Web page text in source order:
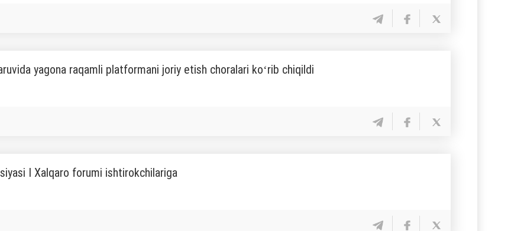
yagona raqamli platformani joriy etish choralari koʻrib chiqildi
I Xalqaro forumi ishtirokchilariga